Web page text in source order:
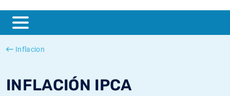
Inflacion
INFLACIÓN IPCA
ESTER
SONIA
Inflación Español - IPC
Inflación Estadounidense
SOFR - histórico
TONAR - histórico